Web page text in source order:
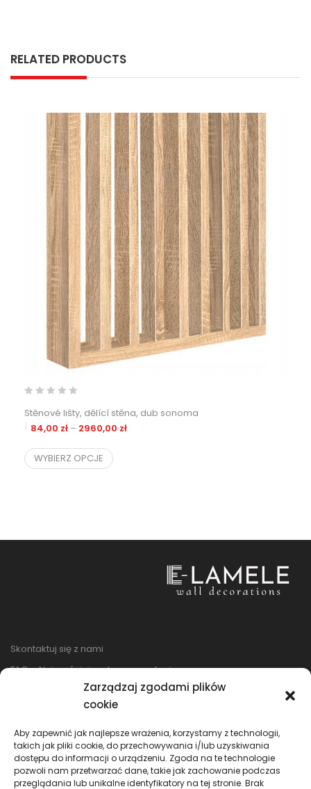
Zarządzaj zgodami plików
cookie
Aby zapewnić jak najlepsze wrażenia, korzystamy z technologii,
takich jak pliki cookie, do przechowywania i/lub uzyskiwania
dostępu do informacji o urządzeniu. Zgoda na te technologie
pozwoli nam przetwarzać dane, takie jak zachowanie podczas
przeglądania lub unikalne identyfikatory na tej stronie. Brak
RELATED PRODUCTS
Stěnové lišty, dělící stěna, dub sonoma
84,00 zł – 2960,00 złZakres cen: od 84,00 zł do 2960,00 zł
WYBIERZ OPCJE
Skontaktuj się z nami
FAQ – Najczęściej zadawane pytania
Regulamin sklepu
Reklamacje i zwroty
Polityka prywatności